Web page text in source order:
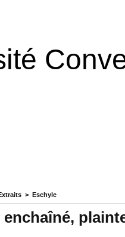
> Eschyle
enchaîné,